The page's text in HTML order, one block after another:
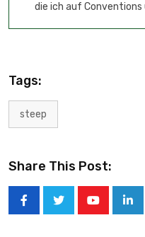
die ich auf
Tags:
steep
Share This Post: